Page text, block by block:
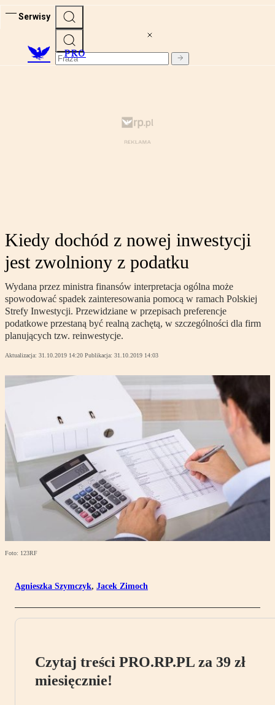
Serwisy
PRO
Kiedy dochód z nowej inwestycji
jest zwolniony z podatku
Wydana przez ministra finansów interpretacja ogólna może
spowodować spadek zainteresowania pomocą w ramach Polskiej
Strefy Inwestycji. Przewidziane w przepisach preferencje
podatkowe przestaną być realną zachętą, w szczególności dla firm
planujących tzw. reinwestycje.
Aktualizacja: 31.10.2019 14:20 Publikacja: 31.10.2019 14:03
Foto: 123RF
Agnieszka Szymczyk, Jacek Zimoch
Czytaj treści PRO.RP.PL za 39 zł
miesięcznie!